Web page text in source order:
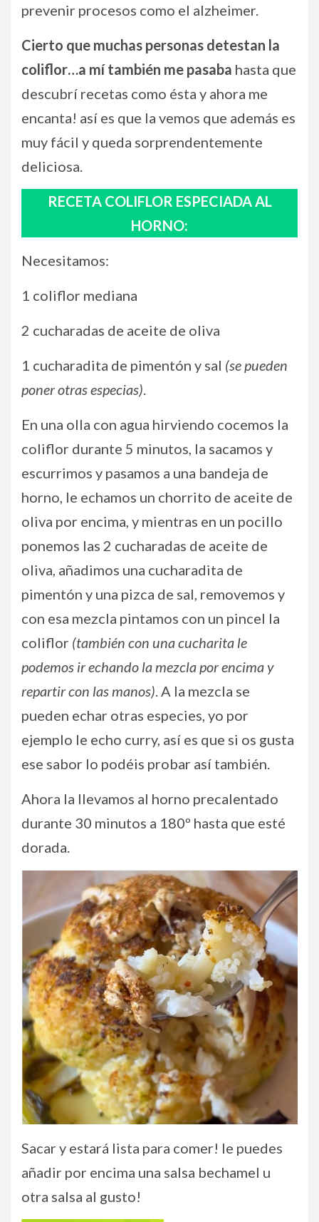
prevenir procesos como el alzheimer.
Cierto que muchas personas detestan la
coliflor…a mí también me pasaba hasta que
descubrí recetas como ésta y ahora me
encanta! así es que la vemos que además es
muy fácil y queda sorprendentemente
deliciosa.
RECETA COLIFLOR ESPECIADA AL
HORNO:
Necesitamos:
1 coliflor mediana
2 cucharadas de aceite de oliva
1 cucharadita de pimentón y sal (se pueden
poner otras especias)
En una olla con agua hirviendo cocemos la
coliflor durante 5 minutos, la sacamos y
escurrimos y pasamos a una bandeja de
horno, le echamos un chorrito de aceite de
oliva por encima, y mientras en un pocillo
ponemos las 2 cucharadas de aceite de
oliva, añadimos una cucharadita de
pimentón y una pizca de sal, removemos y
con esa mezcla pintamos con un pincel la
coliflor (también con una cucharita le
podemos ir echando la mezcla por encima y
repartir con las manos) . A la mezcla se
pueden echar otras especies, yo por
ejemplo le echo curry, así es que si os gusta
ese sabor lo podéis probar así también.
Ahora la llevamos al horno precalentado
durante 30 minutos a 180º hasta que esté
dorada.
Sacar y estará lista para comer! le puedes
añadir por encima una salsa bechamel u
otra salsa al gusto!